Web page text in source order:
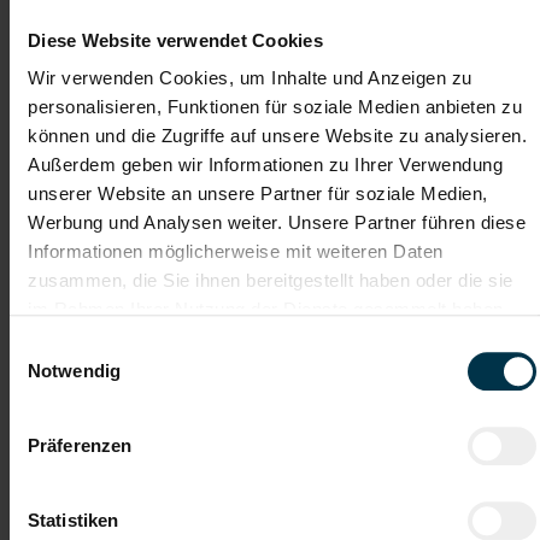
Diese Website verwendet Cookies
Wir verwenden Cookies, um Inhalte und Anzeigen zu
personalisieren, Funktionen für soziale Medien anbieten zu
können und die Zugriffe auf unsere Website zu analysieren.
Außerdem geben wir Informationen zu Ihrer Verwendung
unserer Website an unsere Partner für soziale Medien,
Werbung und Analysen weiter. Unsere Partner führen diese
Informationen möglicherweise mit weiteren Daten
zusammen, die Sie ihnen bereitgestellt haben oder die sie
Notwendig
Präferenzen
Statistiken
Du möchtest deine Leidenschaft für Kosmetik und
Wellness in einem exklusiven Umfeld einbringen?
Dann freuen wir uns darauf, dich kennenzulernen und
auf deine aussagekräftige Bewerbung!
Mit WhatsApp bewerben
Jetzt bewerben